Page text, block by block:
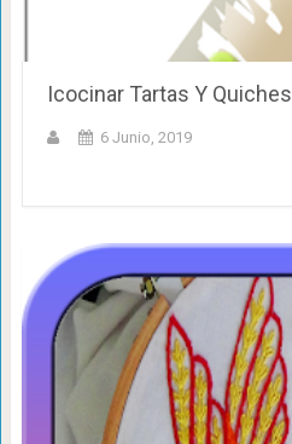
Icocinar Tartas Y Quiches
6 Junio, 2019